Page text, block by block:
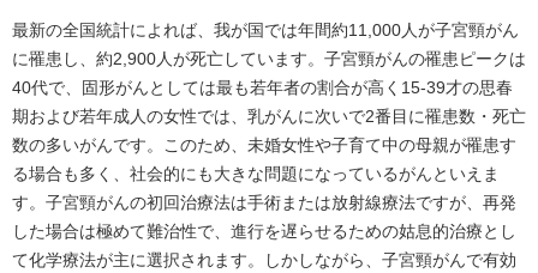
最新の全国統計によれば、我が国では年間約11,000人が子宮頸がん
に罹患し、約2,900人が死亡しています。子宮頸がんの罹患ピークは
40代で、固形がんとしては最も若年者の割合が高く15-39才の思春
期および若年成人の女性では、乳がんに次いで2番目に罹患数・死亡
数の多いがんです。このため、未婚女性や子育て中の母親が罹患す
る場合も多く、社会的にも大きな問題になっているがんといえま
す。子宮頸がんの初回治療法は手術または放射線療法ですが、再発
した場合は極めて難治性で、進行を遅らせるための姑息的治療とし
て化学療法が主に選択されます。しかしながら、子宮頸がんで有効